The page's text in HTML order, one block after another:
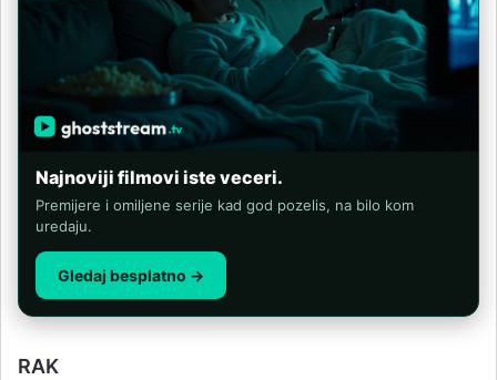
Najnoviji filmovi iste veceri.
Premijere i omiljene serije kad god pozelis, na bilo kom
uredaju.
Gledaj besplatno →
RAK